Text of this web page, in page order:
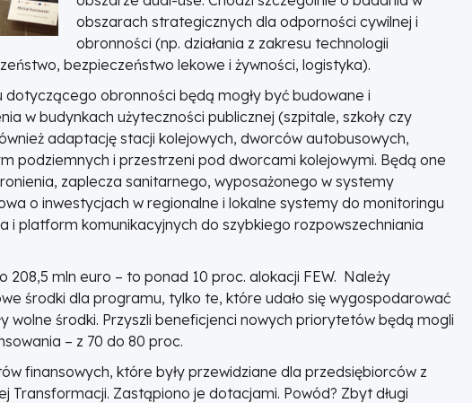
obszarach strategicznych dla odporności cywilnej i
obronności (np. działania z zakresu technologii
bezpieczeństwo lekowe i żywności, logistyka).
obronności będą mogły być budowane i
w budynkach użyteczności publicznej (szpitale, szkoły czy
adaptację stacji kolejowych, dworców autobusowych,
podziemnych i przestrzeni pod dworcami kolejowymi. Będą one
zaplecza sanitarnego, wyposażonego w systemy
o inwestycjach w regionalne i lokalne systemy do monitoringu
i platform komunikacyjnych do szybkiego rozpowszechniania
208,5 mln euro – to ponad 10 proc. alokacji FEW. Należy
środki dla programu, tylko te, które udało się wygospodarować
wolne środki. Przyszli beneficjenci nowych priorytetów będą mogli
– z 70 do 80 proc.
finansowych, które były przewidziane dla przedsiębiorców z
Transformacji. Zastąpiono je dotacjami. Powód? Zbyt długi